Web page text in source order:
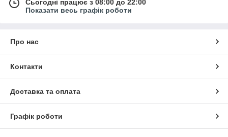
Сьогодні працює з 08:00 до 22:00
Показати весь графік роботи
Про нас
Контакти
Доставка та оплата
Графік роботи